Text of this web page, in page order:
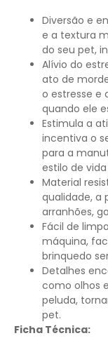
Diversão e
e a textura
do seu pet,
Alívio do
ato de
o estresse e
quando ele
Estimula a
incentiva o
para a
estilo de
Material
qualidade, a
arranhões,
Fácil de
máquina,
brinquedo
Detalhes
como olhos
peluda,
pet.
Ficha Técnica: